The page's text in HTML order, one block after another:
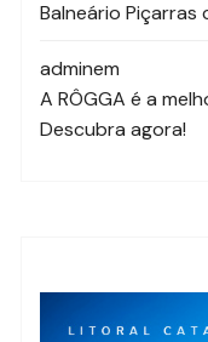
Balneário Piçarras
adminem
A RÔGGA é a
Descubra agora!